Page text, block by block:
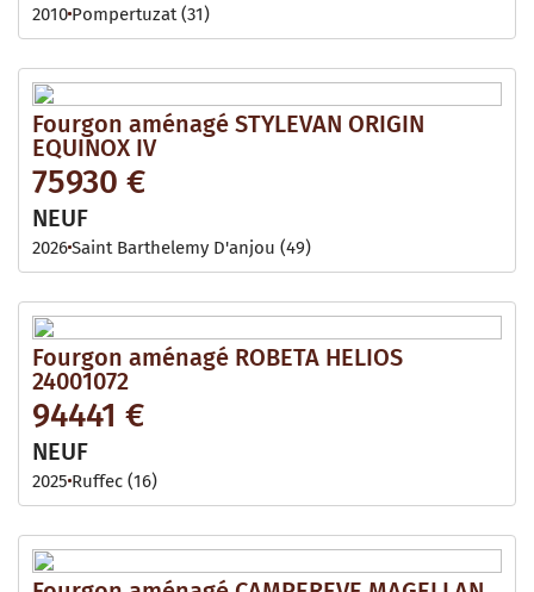
2010 Pompertuzat (31)
Fourgon aménagé STYLEVAN ORIGIN
EQUINOX IV
75930 €
NEUF
2026Saint Barthelemy D'anjou (49)
Fourgon aménagé ROBETA HELIOS
24001072
94441 €
NEUF
2025 Ruffec (16)